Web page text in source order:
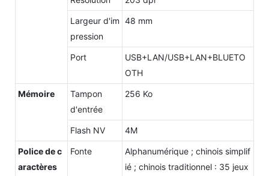
Largeur d'im
pression
48 mm
Port
USB+LAN/USB+LAN+BLUETO
OTH
Mémoire
Tampon
d'entrée
256 Ko
Flash NV 4M
Police de c
aractères
Fonte
Alphanumérique ; chinois simplif
ié ; chinois traditionnel : 35 jeux